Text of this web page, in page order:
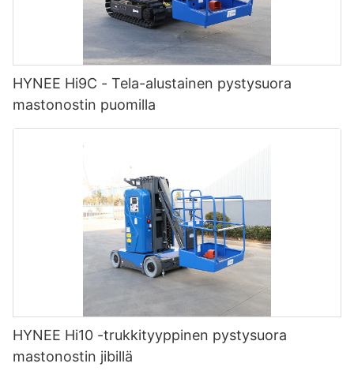
HYNEE Hi9C - Tela-alustainen pystysuora
mastonostin puomilla
HYNEE Hi10 -trukkityyppinen pystysuora
mastonostin jibillä